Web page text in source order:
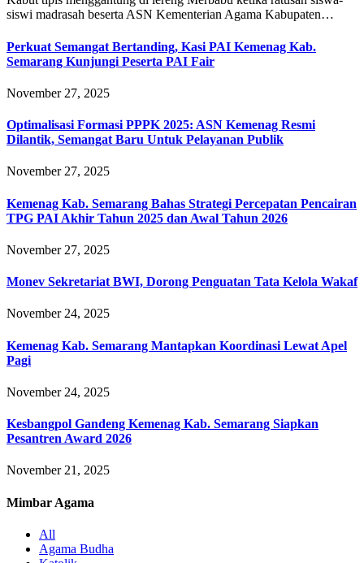
siswi madrasah beserta ASN Kementerian Agama Kabupaten…
Perkuat Semangat Bertanding, Kasi PAI Kemenag Kab.
Semarang Kunjungi Peserta PAI Fair
November 27, 2025
Optimalisasi Formasi PPPK 2025: ASN Kemenag Resmi
Dilantik, Semangat Baru Untuk Pelayanan Publik
November 27, 2025
Kemenag Kab. Semarang Bahas Strategi Percepatan Pencairan
TPG PAI Akhir Tahun 2025 dan Awal Tahun 2026
November 27, 2025
Monev Sekretariat BWI, Dorong Penguatan Tata Kelola Wakaf
November 24, 2025
Kemenag Kab. Semarang Mantapkan Koordinasi Lewat Apel
Pagi
November 24, 2025
Kesbangpol Gandeng Kemenag Kab. Semarang Siapkan
Pesantren Award 2026
November 21, 2025
Mimbar Agama
All
Agama Budha